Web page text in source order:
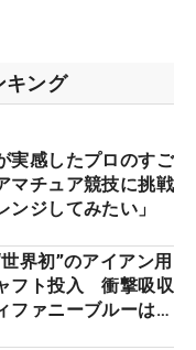
キング
実感したプロのすご
チュア競技に挑戦
ンジしてみたい」
界初”のアイアン用
フト投入 衝撃吸収
ファニーブルーは